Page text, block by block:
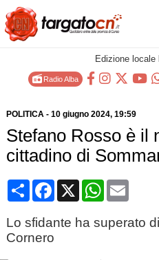
Edizione locale
Radio Alba
POLITICA- 10 giugno 2024, 19:59
Stefano Rosso è il
cittadino di
CondividiFacebook
X WhatsApp
Email
Lo sfidante ha superato
Cornero